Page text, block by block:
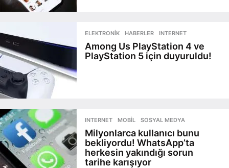
ELEKTRONIK ,HABERLER ,INTERNET
Among Us PlayStation 4 ve
PlayStation 5 için duyuruldu!
INTERNET ,MOBIL ,SOSYAL MEDYA
Milyonlarca kullanıcı bunu
bekliyordu! WhatsApp’ta
herkesin yakındığı sorun
tarihe karışıyor